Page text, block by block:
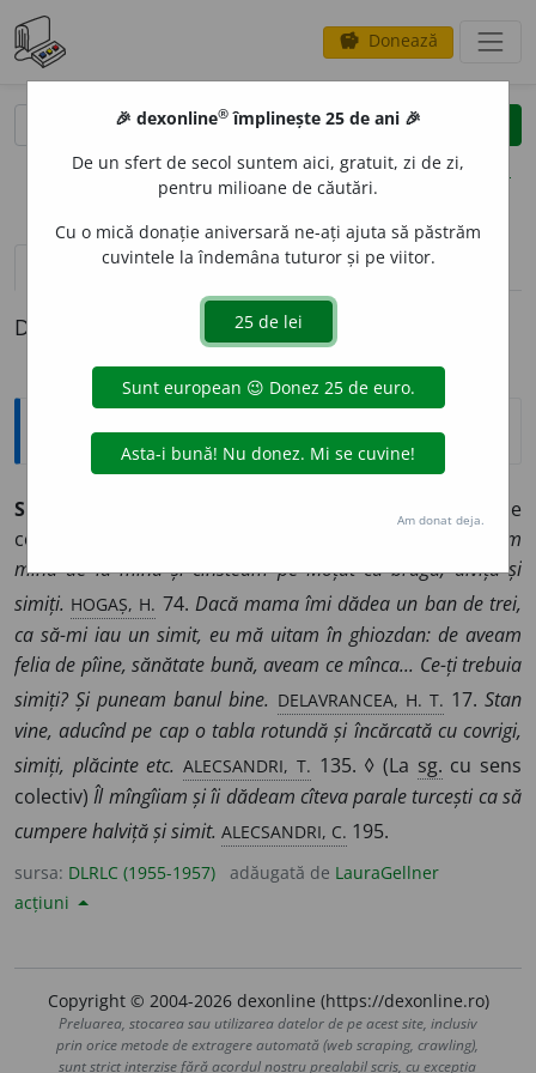
savings Donează
clear
opțiuni
definiții (1) pronunțievolume_up (3)
Definiția cu ID-ul 954045:
Explicative DEX
SIM
) Un fel de
covrigi turtiți, făcuți din cocă moale.
Ca răsplată, puneam
mînă de la mînă și cinsteam pe Moțăt cu bragă, alviță și
simiți. HOGAȘ, H. 74. Dacă mama îmi dădea un ban de trei,
ca să-mi iau un simit, eu mă uitam în ghiozdan: de aveam
felia de pîine, sănătate bună, aveam ce mînca... Ce-ți trebuia
simiți? Și puneam banul bine. DELAVRANCEA, H. T. 17.Stan
vine, aducînd pe cap o tabla rotundă și încărcată cu covrigi,
simiți, plăcinte etc. ALECSANDRI, T. 135. ◊ (La sg. cu sens
colectiv)Îl mîngîiam și îi dădeam cîteva parale turcești ca să
cumpere halviță și simit. ALECSANDRI, C. 195.
sursa: DLRLC (1955-1957) adăugată de LauraGellner
acțiuni
Copyright © 2004-2026 dexonline (https://dexonline.ro)
Preluarea, stocarea sau utilizarea datelor de pe acest site, inclusiv
prin orice metode de extragere automată (web scraping, crawling),
sunt strict interzise fără acordul nostru prealabil scris, cu excepția
🎉 dexonline® împlinește 25 de ani 🎉
De un sfert de secol suntem aici, gratuit, zi de zi,
pentru milioane de căutări.
Cu o mică donație aniversară ne-ați ajuta să păstrăm
cuvintele la îndemâna tuturor și pe viitor.
Am donat deja.